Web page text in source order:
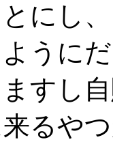
にし
ように
すし
るや